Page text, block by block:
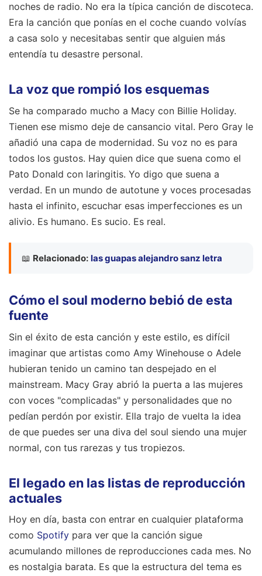
noches de radio. No era la típica canción de discoteca.
Era la canción que ponías en el coche cuando volvías
a casa solo y necesitabas sentir que alguien más
entendía tu desastre personal.
La voz que rompió los esquemas
Se ha comparado mucho a Macy con Billie Holiday.
Tienen ese mismo deje de cansancio vital. Pero Gray le
añadió una capa de modernidad. Su voz no es para
todos los gustos. Hay quien dice que suena como el
Pato Donald con laringitis. Yo digo que suena a
verdad. En un mundo de autotune y voces procesadas
hasta el infinito, escuchar esas imperfecciones es un
alivio. Es humano. Es sucio. Es real.
📖 Relacionado: las guapas alejandro sanz letra
Cómo el soul moderno bebió de esta
fuente
Sin el éxito de esta canción y este estilo, es difícil
imaginar que artistas como Amy Winehouse o Adele
hubieran tenido un camino tan despejado en el
mainstream. Macy Gray abrió la puerta a las mujeres
con voces "complicadas" y personalidades que no
pedían perdón por existir. Ella trajo de vuelta la idea
de que puedes ser una diva del soul siendo una mujer
normal, con tus rarezas y tus tropiezos.
El legado en las listas de reproducción
actuales
Hoy en día, basta con entrar en cualquier plataforma
como Spotify para ver que la canción sigue
acumulando millones de reproducciones cada mes. No
es nostalgia barata. Es que la estructura del tema es